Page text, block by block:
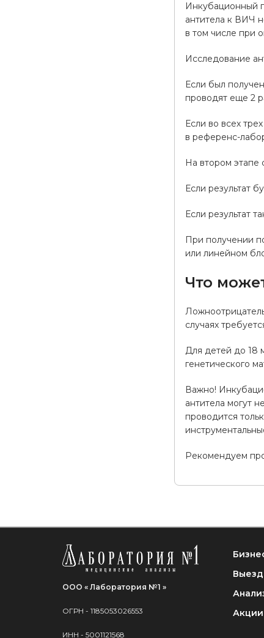
Инкубационный
антитела к ВИЧ
в том числе при
Исследование
Если был
проводят еще 2
Если во всех
в референс-
На втором этапе
Если результат
Если результат
При получении
или линейном
Что
случаях
Для детей до 18
генетического
Важно!
антитела могут
проводится
Рекомендуем
ООО « Лаборатория №1 »
ОГРН - 1185053026553
ИНН - 5001121568
Акции